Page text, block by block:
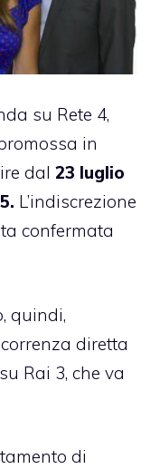
su Rete 4,
in
dal 23 luglio
L’indiscrezione
confermata
quindi,
diretta
Rai 3, che va
di